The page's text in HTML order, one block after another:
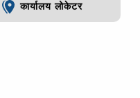
कार्यालय लोकेटर